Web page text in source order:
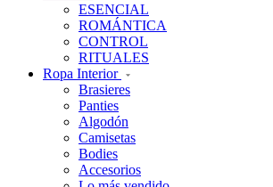
ESENCIAL
ROMÁNTICA
CONTROL
RITUALES
Ropa Interior
Brasieres
Panties
Algodón
Camisetas
Bodies
Accesorios